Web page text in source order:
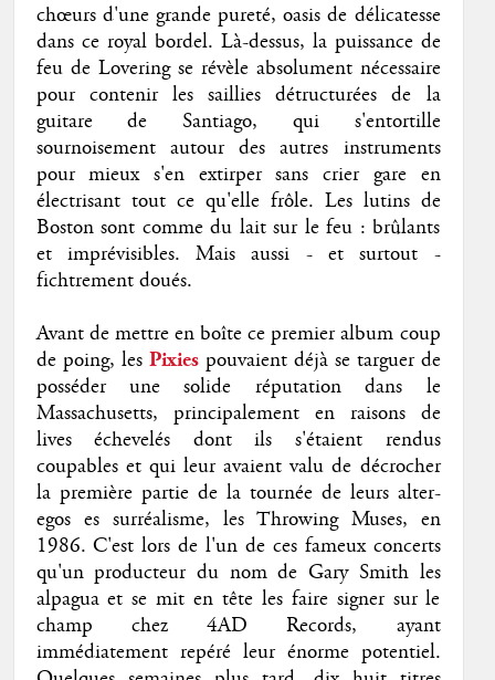
chœurs d'une grande pureté, oasis de délicatesse
dans ce royal bordel. Là-dessus, la puissance de
feu de Lovering se révèle absolument nécessaire
pour contenir les saillies détructurées de la
guitare de Santiago, qui s'entortille
sournoisement autour des autres instruments
pour mieux s'en extirper sans crier gare en
électrisant tout ce qu'elle frôle. Les lutins de
Boston sont comme du lait sur le feu : brûlants
et imprévisibles. Mais aussi - et surtout -
fichtrement doués.
Avant de mettre en boîte ce premier album coup
de poing, lesPixies pouvaient déjà se targuer de
posséder une solide réputation dans le
Massachusetts, principalement en raisons de
lives échevelés dont ils s'étaient rendus
coupables et qui leur avaient valu de décrocher
la première partie de la tournée de leurs alter-
egos es surréalisme, les Throwing Muses, en
1986. C'est lors de l'un de ces fameux concerts
qu'un producteur du nom de Gary Smith les
alpagua et se mit en tête les faire signer sur le
champ chez 4AD Records, ayant
immédiatement repéré leur énorme potentiel.